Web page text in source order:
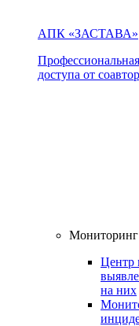
АПК «ЗАСТАВА»
доступа от
Мониторинг
Центр
на них